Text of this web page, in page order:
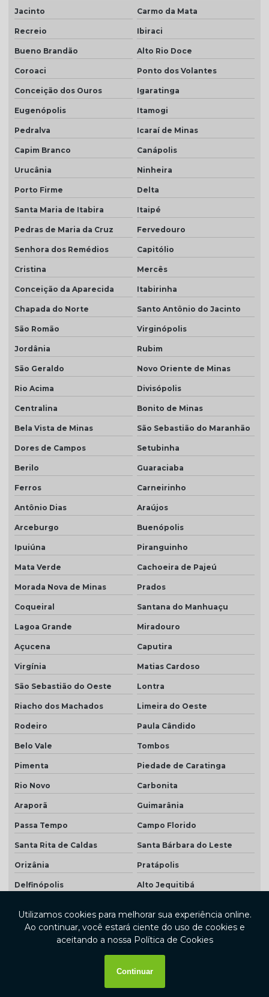
Jacinto Carmo da Mata
Recreio Ibiraci
Bueno Brandão Alto Rio Doce
Coroaci Ponto dos Volantes
Conceição dos Ouros Igaratinga
Eugenópolis Itamogi
Pedralva Icaraí de Minas
Capim Branco Canápolis
Urucânia Ninheira
Porto Firme Delta
Santa Maria de Itabira Itaipé
Pedras de Maria da Cruz Fervedouro
Senhora dos Remédios Capitólio
Cristina Mercês
Conceição da Aparecida Itabirinha
Chapada do Norte Santo Antônio do Jacinto
São Romão Virginópolis
Jordânia Rubim
São Geraldo Novo Oriente de Minas
Rio Acima Divisópolis
Centralina Bonito de Minas
Bela Vista de Minas São Sebastião do Maranhão
Dores de Campos Setubinha
Berilo Guaraciaba
Ferros Carneirinho
Antônio Dias Araújos
Arceburgo Buenópolis
Ipuiúna Piranguinho
Mata Verde Cachoeira de Pajeú
Morada Nova de Minas Prados
Coqueiral Santana do Manhuaçu
Lagoa Grande Miradouro
Açucena Caputira
Virgínia Matias Cardoso
São Sebastião do Oeste Lontra
Riacho dos Machados Limeira do Oeste
Rodeiro Paula Cândido
Belo Vale Tombos
Pimenta Piedade de Caratinga
Rio Novo Carbonita
Araporã Guimarânia
Passa Tempo Campo Florido
Santa Rita de Caldas Santa Bárbara do Leste
Orizânia Pratápolis
Delfinópolis Alto Jequitibá
Monsenhor Paulo Frei Inocêncio
Coronel Murta Nazareno